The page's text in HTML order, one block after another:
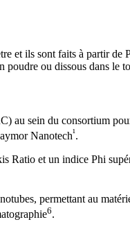
et ils sont faits à partir de
poudre ou dissous dans le
au sein du consortium
Nanotech¹.
Ratio et un indice Phi
permettant au
6.